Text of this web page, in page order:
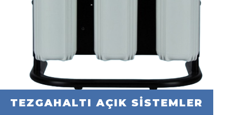
TEZGAHALTI AÇIK SİSTEMLER